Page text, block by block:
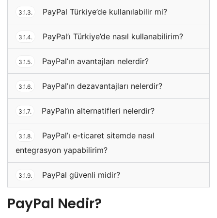
3.1.3. PayPal Türkiye’de kullanılabilir mi?
3.1.4. PayPal’ı Türkiye’de nasıl kullanabilirim?
3.1.5. PayPal’ın avantajları nelerdir?
3.1.6. PayPal’ın dezavantajları nelerdir?
3.1.7. PayPal’ın alternatifleri nelerdir?
3.1.8.
PayPal’ı e-ticaret sitemde nasıl
entegrasyon yapabilirim?
3.1.9. PayPal güvenli midir?
PayPal Nedir?